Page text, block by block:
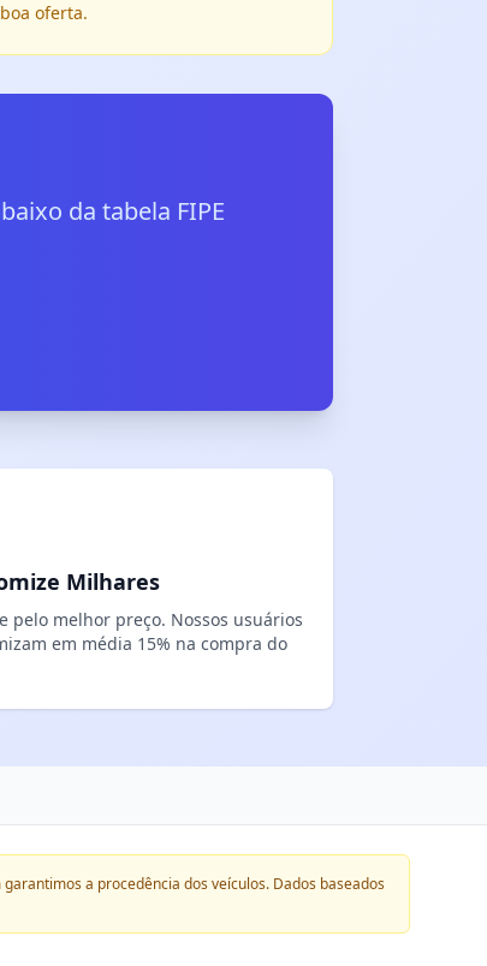
oferta.
da tabela FIPE
Milhares
pelo melhor preço. Nossos usuários
em média 15% na compra do
a procedência dos veículos. Dados baseados